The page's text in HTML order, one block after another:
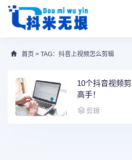
首页 > TAG：抖音上视频怎么剪辑
10个抖音视频
高手！
剪辑